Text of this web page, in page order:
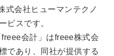
式会社ヒューマンテクノ
ビスです。
freee会計」はfreee株式会
であり、同社が提供する